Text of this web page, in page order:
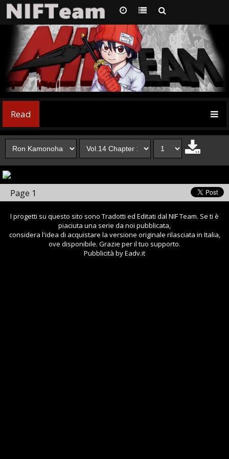
Read
Page 1
I progetti su questo sito sono Tradotti ed Editati dal NIF Team. Se ti è
piaciuta una serie da noi pubblicata,
considera l'idea di acquistare la versione originale rilasciata in Italia,
ove disponibile. Grazie per il tuo supporto.
Pubblicità by Eadv.it